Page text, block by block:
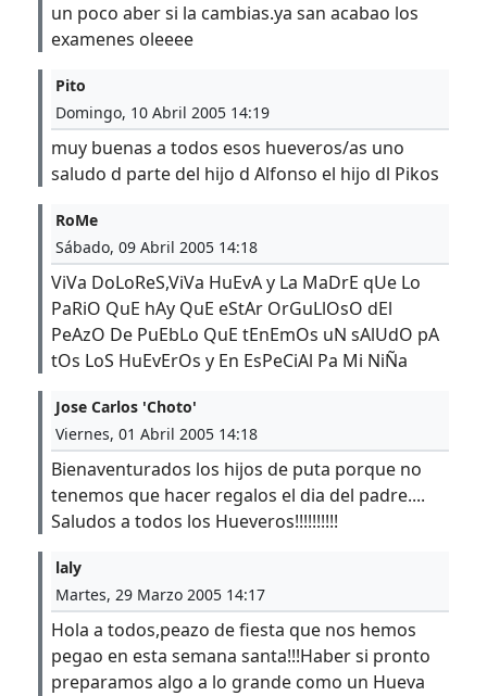
un poco aber si la cambias.ya san acabao los
examenes oleeee
Pito
Domingo, 10 Abril 2005 14:19
muy buenas a todos esos hueveros/as uno
saludo d parte del hijo d Alfonso el hijo dl Pikos
RoMe
Sábado, 09 Abril 2005 14:18
ViVa DoLoReS,ViVa HuEvA y La MaDrE qUe Lo
PaRiO QuE hAy QuE eStAr OrGuLlOsO dEl
PeAzO De PuEbLo QuE tEnEmOs uN sAlUdO pA
tOs LoS HuEvErOs y En EsPeCiAl Pa Mi NiÑa
Jose Carlos 'Choto'
Viernes, 01 Abril 2005 14:18
Bienaventurados los hijos de puta porque no
tenemos que hacer regalos el dia del padre....
Saludos a todos los Hueveros!!!!!!!!!!
laly
Martes, 29 Marzo 2005 14:17
Hola a todos,peazo de fiesta que nos hemos
pegao en esta semana santa!!!Haber si pronto
preparamos algo a lo grande como un Hueva